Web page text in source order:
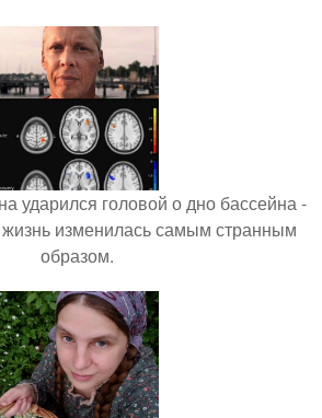
ударился головой о дно бассейна -
жизнь изменилась самым странным
образом.